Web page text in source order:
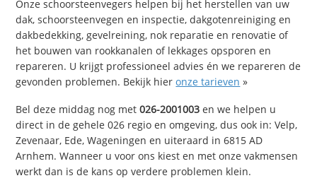
Onze schoorsteenvegers helpen bij het herstellen van uw
dak, schoorsteenvegen en inspectie, dakgotenreiniging en
dakbedekking, gevelreining, nok reparatie en renovatie of
het bouwen van rookkanalen of lekkages opsporen en
repareren. U krijgt professioneel advies én we repareren de
gevonden problemen. Bekijk hieronze tarieven »
Bel deze middag nog met026-2001003 en we helpen u
direct in de gehele 026 regio en omgeving, dus ook in: Velp,
Zevenaar, Ede, Wageningen en uiteraard in 6815 AD
Arnhem. Wanneer u voor ons kiest en met onze vakmensen
werkt dan is de kans op verdere problemen klein.